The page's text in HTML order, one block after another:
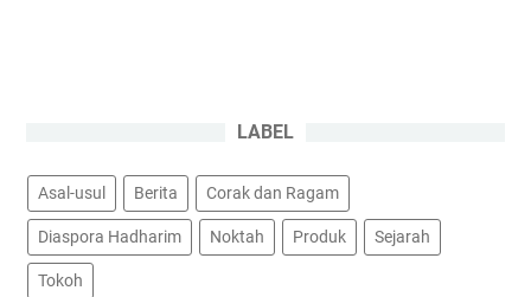
LABEL
Asal-usul Berita Corak dan Ragam
Diaspora Hadharim Noktah Produk Sejarah
Tokoh